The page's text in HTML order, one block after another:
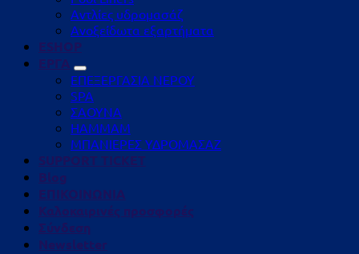
Αντλίες υδρομασάζ
Ανοξείδωτα εξαρτήματα
ESHOP
ΕΡΓΑ
ΕΠΕΞΕΡΓΑΣΙΑ ΝΕΡΟΥ
SPA
ΣΑΟΥΝΑ
HAMMAM
ΜΠΑΝΙΕΡΕΣ ΥΔΡΟΜΑΣΑΖ
SUPPORT TICKET
Blog
ΕΠΙΚΟΙΝΩΝΙΑ
Καλοκαιρινές προσφορές
Σύνδεση
Newsletter